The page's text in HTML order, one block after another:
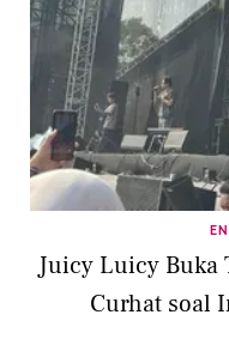
Juicy Luicy Buka
Curhat soal